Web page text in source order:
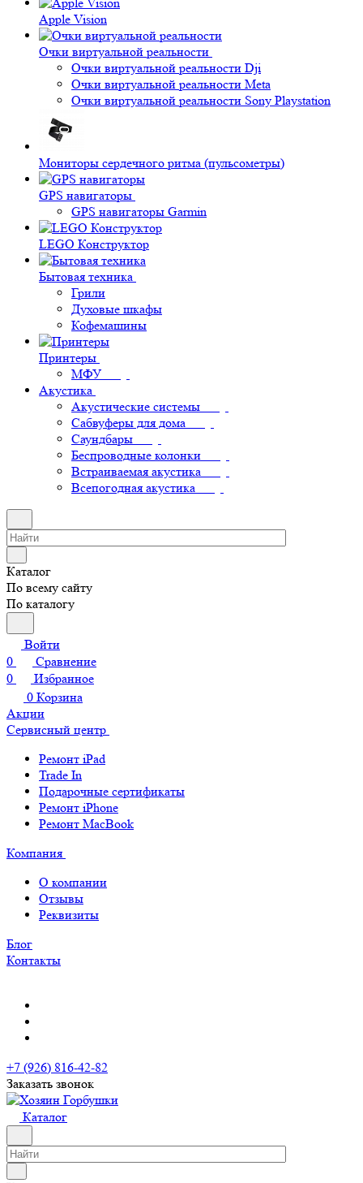
Apple Vision
Очки виртуальной реальности
Очки виртуальной реальности Dji
Очки виртуальной реальности Meta
Очки виртуальной реальности Sony Playstation
Мониторы сердечного ритма (пульсометры)
GPS навигаторы
GPS навигаторы Garmin
LEGO Конструктор
Бытовая техника
Грили
Духовые шкафы
Кофемашины
Принтеры
МФУ
Акустика
Акустические системы
Сабвуферы для дома
Саундбары
Беспроводные колонки
Встраиваемая акустика
Всепогодная акустика
Каталог
По всему сайту
По каталогу
Войти
0
Сравнение
0
Избранное
0 Корзина
Акции
Сервисный центр
Ремонт iPad
Trade In
Подарочные сертификаты
Ремонт iPhone
Ремонт MacBook
Компания
О компании
Отзывы
Реквизиты
Блог
Контакты
+7 (926) 816-42-82
Заказать звонок
Каталог